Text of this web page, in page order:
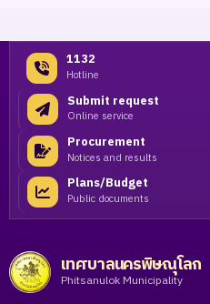
1132
Hotline
Submit request
Online service
Procurement
Notices and results
Plans/Budget
Public documents
เทศบาลนครพิษณุโลก
Phitsanulok Municipality